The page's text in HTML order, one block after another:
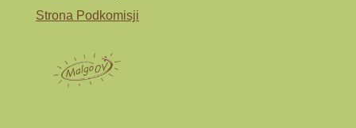
Strona Podkomisji